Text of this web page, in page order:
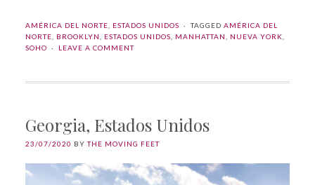
AMÉRICA DEL NORTE ESTADOS UNIDOS TAGGED AMÉRICA DEL
NORTE
BROOKLYN ESTADOS UNIDOS MANHATTAN NUEVA YORK
SOHO
LEAVE A COMMENT
Georgia, Estados Unidos
23/07/2020 BYTHE MOVING FEET